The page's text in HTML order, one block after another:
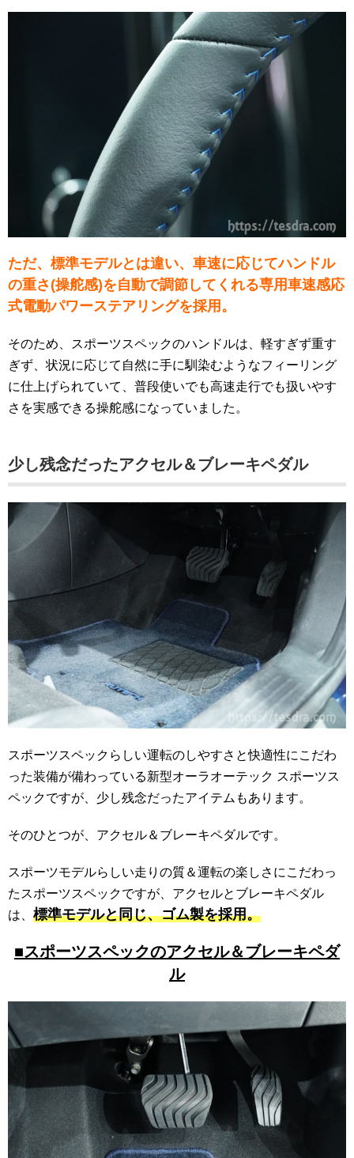
ただ、標準モデルとは違い、車速に応じてハンドル
の重さ(操舵感)を自動で調節してくれる専用車速感応
式電動パワーステアリングを採用。
そのため、スポーツスペックのハンドルは、軽すぎず重す
ぎず、状況に応じて自然に手に馴染むようなフィーリング
に仕上げられていて、普段使いでも高速走行でも扱いやす
さを実感できる操舵感になっていました。
少し残念だったアクセル＆ブレーキペダル
スポーツスペックらしい運転のしやすさと快適性にこだわ
った装備が備わっている新型オーラオーテック スポーツス
ペックですが、少し残念だったアイテムもあります。
そのひとつが、アクセル＆ブレーキペダルです。
スポーツモデルらしい走りの質＆運転の楽しさにこだわっ
たスポーツスペックですが、アクセルとブレーキペダル
は、 標準モデルと同じ、ゴム製を採用。
■スポーツスペックのアクセル＆ブレーキペダ
ル